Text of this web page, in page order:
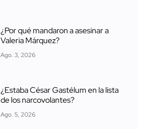
¿Por qué mandaron a asesinar a
Valeria Márquez?
Ago. 3, 2026
¿Estaba César Gastélum en la lista
de los narcovolantes?
Ago. 5, 2026